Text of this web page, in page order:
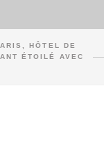
HÔTEL DE
ÉTOILÉ AVEC